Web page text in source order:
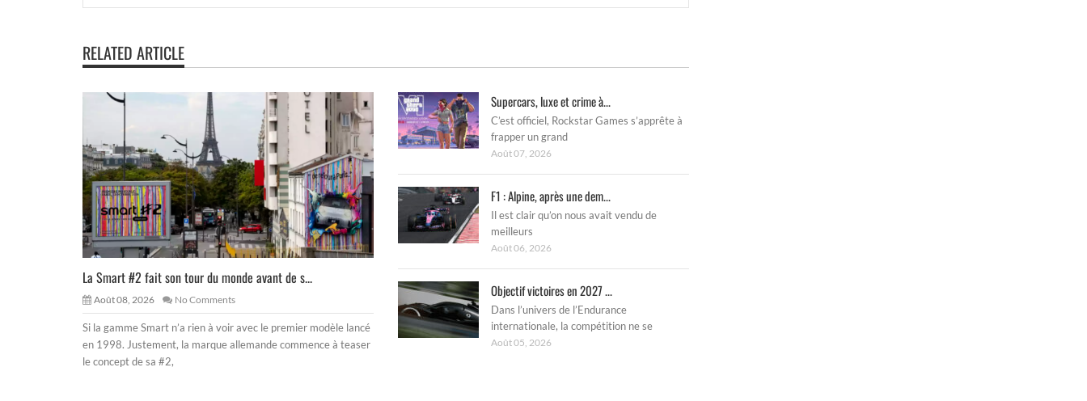
RELATED ARTICLE
La Smart #2 fait son tour du monde avant de s...
Août 08, 2026 No Comments
Si la gamme Smart n’a rien à voir avec le premier modèle lancé
en 1998. Justement, la marque allemande commence à teaser
le concept de sa #2,
Supercars, luxe et crime à...
C’est officiel, Rockstar Games s’apprête à
frapper un grand
Août 07, 2026
F1 : Alpine, après une dem...
Il est clair qu’on nous avait vendu de
meilleurs
Août 06, 2026
Objectif victoires en 2027 ...
Dans l’univers de l’Endurance
internationale, la compétition ne se
Août 05, 2026